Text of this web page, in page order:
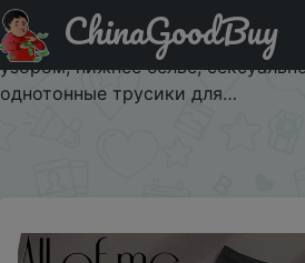
Промокод на знижку $1/1
жаккардовые дизайнерские
узором, нижнее белье,
однотонные трусики для…
ChinaGoodBuy